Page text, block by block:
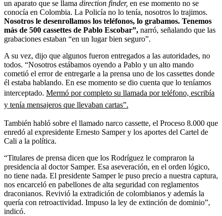
un aparato que se llama direction finder, en ese momento no se
conocía en Colombia. La Policía no lo tenía, nosotros lo trajimos.
Nosotros le desenrollamos los teléfonos, lo grabamos. Tenemos
más de 500 cassettes de Pablo Escobar”, narró, señalando que las
grabaciones estaban “en un lugar bien seguro”.
A su vez, dijo que algunos fueron entregados a las autoridades, no
todos. “Nosotros estábamos oyendo a Pablo y un alto mando
cometió el error de entregarle a la prensa uno de los cassettes donde
él estaba hablando. En ese momento se dio cuenta que lo teníamos
interceptado. Mermó por completo su llamada por teléfono, escribía
y tenía mensajeros que llevaban cartas”.
También habló sobre el llamado narco cassette, el Proceso 8.000 que
enredó al expresidente Ernesto Samper y los aportes del Cartel de
Cali a la política.
“Titulares de prensa dicen que los Rodríguez le compraron la
presidencia al doctor Samper. Esa aseveración, en el orden lógico,
no tiene nada. El presidente Samper le puso precio a nuestra captura,
nos encarceló en pabellones de alta seguridad con reglamentos
draconianos. Revivió la extradición de colombianos y además la
quería con retroactividad. Impuso la ley de extinción de dominio”,
indicó.